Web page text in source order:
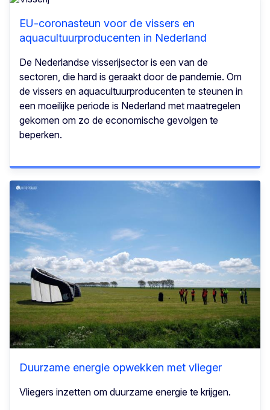
EU-coronasteun voor de vissers en
aquacultuurproducenten in Nederland
De Nederlandse visserijsector is een van de
sectoren, die hard is geraakt door de pandemie. Om
de vissers en aquacultuurproducenten te steunen in
een moeilijke periode is Nederland met maatregelen
gekomen om zo de economische gevolgen te
beperken.
Duurzame energie opwekken met vlieger
Vliegers inzetten om duurzame energie te krijgen.